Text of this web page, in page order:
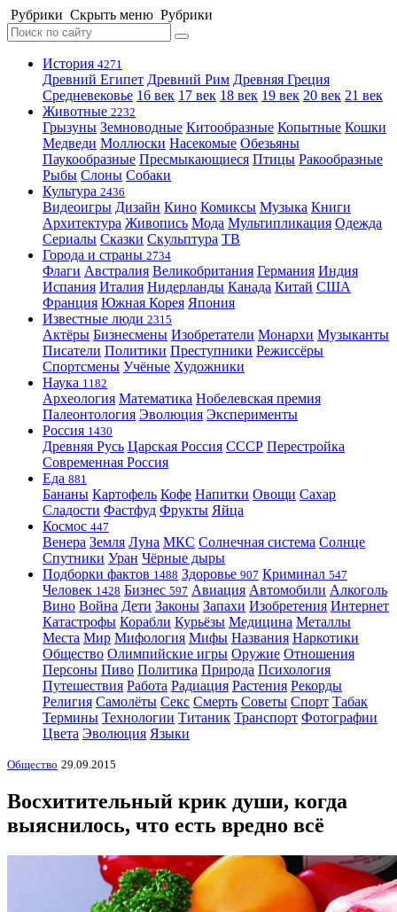
Рубрики Скрыть меню Рубрики
История 4271
Древний Египет Древний Рим Древняя Греция
Средневековье 16 век 17 век 18 век 19 век 20 век 21 век
Животные 2232
Грызуны Земноводные Китообразные Копытные Кошки
Медведи Моллюски Насекомые Обезьяны
Паукообразные Пресмыкающиеся Птицы Ракообразные
Рыбы Слоны Собаки
Культура 2436
Видеоигры Дизайн Кино Комиксы Музыка Книги
Архитектура Живопись Мода Мультипликация Одежда
Сериалы Сказки Скульптура ТВ
Города и страны 2734
Флаги Австралия Великобритания Германия Индия
Испания Италия Нидерланды Канада Китай США
Франция Южная Корея Япония
Известные люди 2315
Актёры Бизнесмены Изобретатели Монархи Музыканты
Писатели Политики Преступники Режиссёры
Спортсмены Учёные Художники
Наука 1182
Археология Математика Нобелевская премия
Палеонтология Эволюция Эксперименты
Россия 1430
Древняя Русь Царская Россия СССР Перестройка
Современная Россия
Еда 881
Бананы Картофель Кофе Напитки Овощи Сахар
Сладости Фастфуд Фрукты Яйца
Космос 447
Венера Земля Луна МКС Солнечная система Солнце
Спутники Уран Чёрные дыры
Подборки фактов 1488 Здоровье 907 Криминал 547
Человек 1428 Бизнес 597 Авиация Автомобили Алкоголь
Вино Война Дети Законы Запахи Изобретения Интернет
Катастрофы Корабли Курьёзы Медицина Металлы
Места Мир Мифология Мифы Названия Наркотики
Общество Олимпийские игры Оружие Отношения
Персоны Пиво Политика Природа Психология
Путешествия Работа Радиация Растения Рекорды
Религия Самолёты Секс Смерть Советы Спорт Табак
Термины Технологии Титаник Транспорт Фотографии
Цвета Эволюция Языки
Общество 29.09.2015
Восхитительный крик души, когда
выяснилось, что есть вредно всё